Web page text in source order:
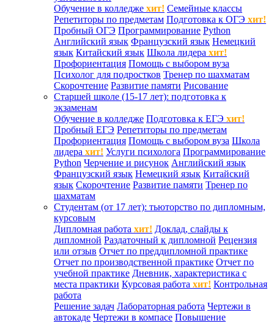
Обучение в колледже хит! Семейные классы
Репетиторы по предметам Подготовка к ОГЭ хит!
Пробный ОГЭ Программирование Python
Английский язык Французский язык Немецкий
язык Китайский язык Школа лидера хит!
Профориентация Помощь с выбором вуза
Психолог для подростков Тренер по шахматам
Скорочтение Развитие памяти Рисование
Старшей школе (15-17 лет): подготовка к
экзаменам
Обучение в колледже Подготовка к ЕГЭ хит!
Пробный ЕГЭ Репетиторы по предметам
Профориентация Помощь с выбором вуза Школа
лидера хит! Услуги психолога Программирование
Python Черчение и рисунок Английский язык
Французский язык Немецкий язык Китайский
язык Скорочтение Развитие памяти Тренер по
шахматам
Студентам (от 17 лет): тьюторство по дипломным,
курсовым
Дипломная работа хит! Доклад, слайды к
дипломной Раздаточный к дипломной Рецензия
или отзыв Отчет по преддипломной практике
Отчет по производственной практике Отчет по
учебной практике Дневник, характеристика с
места практики Курсовая работа хит! Контрольная
работа
Решение задач Лабораторная работа Чертежи в
автокаде Чертежи в компасе Повышение